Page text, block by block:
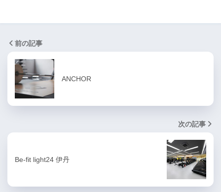
前の記事
ANCHOR
次の記事
Be-fit light24 伊丹